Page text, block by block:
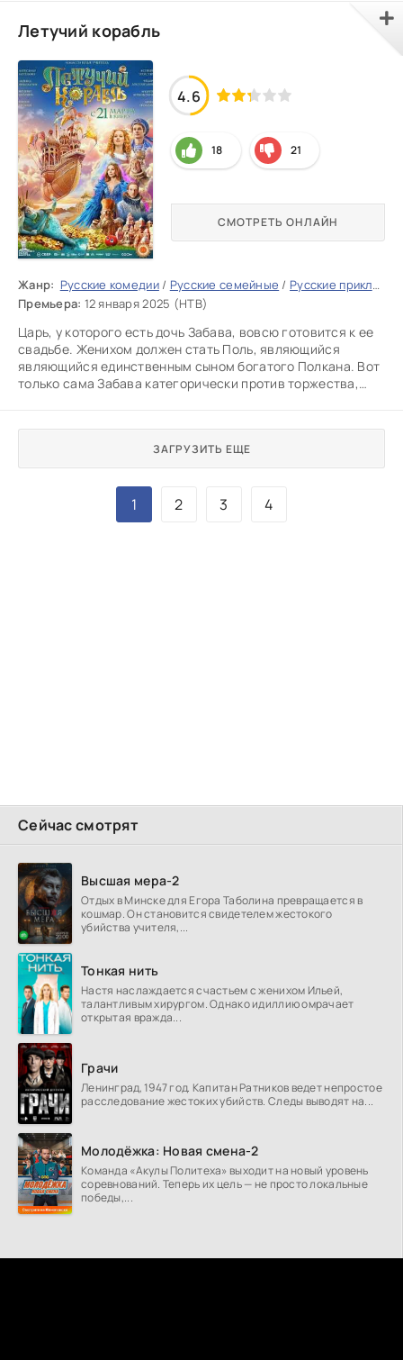
Сейчас смотрят
Высшая мера-2
Отдых в Минске для Егора Таболина превращается в
кошмар. Он становится свидетелем жестокого
убийства учителя,...
Тонкая нить
Настя наслаждается счастьем с женихом Ильей,
талантливым хирургом. Однако идиллию омрачает
открытая вражда...
Грачи
Ленинград, 1947 год. Капитан Ратников ведет непростое
расследование жестоких убийств. Следы выводят на...
Молодёжка: Новая смена-2
Команда «Акулы Политеха» выходит на новый уровень
соревнований. Теперь их цель — не просто локальные
победы,...
Летучий корабль
Жанр: Русские комедии/ Русские семейные / Русские приключения
Премьера: 12 января 2025 (НТВ)
Царь, у которого есть дочь Забава, вовсю готовится к ее
свадьбе. Женихом должен стать Поль, являющийся
являющийся единственным сыном богатого Полкана. Вот
только сама Забава категорически против торжества,
СМОТРЕТЬ ОНЛАЙН
4.6
18 21
ЗАГРУЗИТЬ ЕЩЕ
1 2 3 4